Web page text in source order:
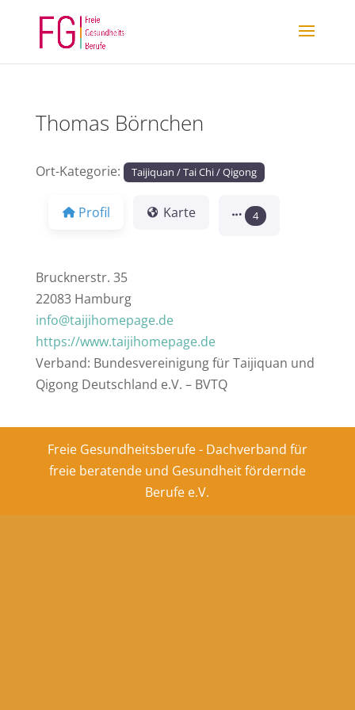
Thomas Börnchen
Ort-Kategorie: Taijiquan / Tai Chi / Qigong
Profil Karte 4
Brucknerstr. 35
22083 Hamburg
info@taijihomepage.de
https://www.taijihomepage.de
Verband: Bundesvereinigung für Taijiquan und
Qigong Deutschland e.V. – BVTQ
Freie Gesundheitsberufe - Dachverband für
freie beratende und Gesundheit fördernde
Berufe e.V.